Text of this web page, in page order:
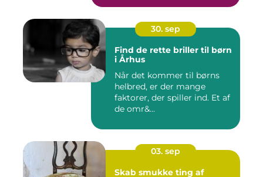
30. sep
Find de rette briller til børn
i Århus
Når det kommer til børns
helbred, er der mange
faktorer, der spiller ind. Et af
de omr&...
03. sep
Skab smukke ting af